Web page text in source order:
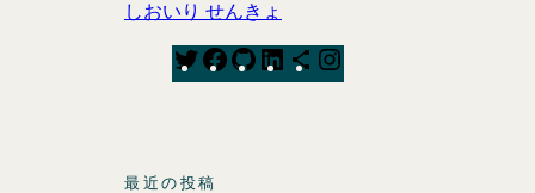
しおいり せんきょ
T
w
t
F
a
G
i
L
i
S
h
n
最近の投稿